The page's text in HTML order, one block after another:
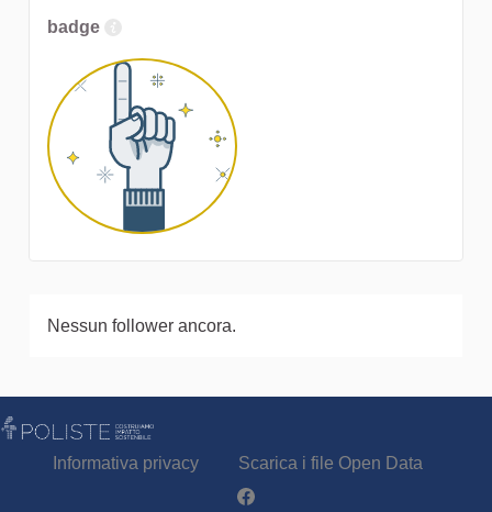
badge
Nessun follower ancora.
Informativa privacy
Scarica i file Open Data
Partecipa - Poliste su Facebook